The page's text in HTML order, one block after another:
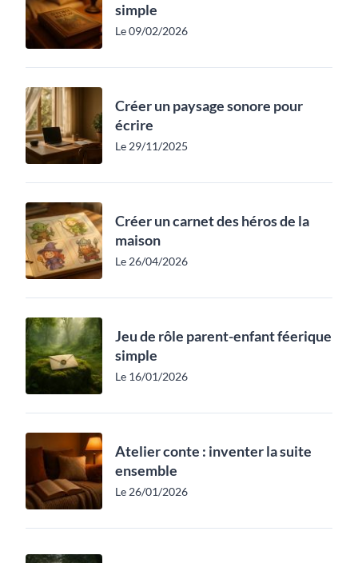
simple
Le 09/02/2026
Créer un paysage sonore pour
écrire
Le 29/11/2025
Créer un carnet des héros de la
maison
Le 26/04/2026
Jeu de rôle parent-enfant féerique
simple
Le 16/01/2026
Atelier conte : inventer la suite
ensemble
Le 26/01/2026